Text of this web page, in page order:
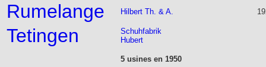
Rumelange Hilbert Th. & A.
Tetingen
Schuhfabrik
Hubert
5 usines en 1950